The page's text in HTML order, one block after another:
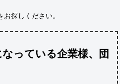
探しください。
っている企業様、団